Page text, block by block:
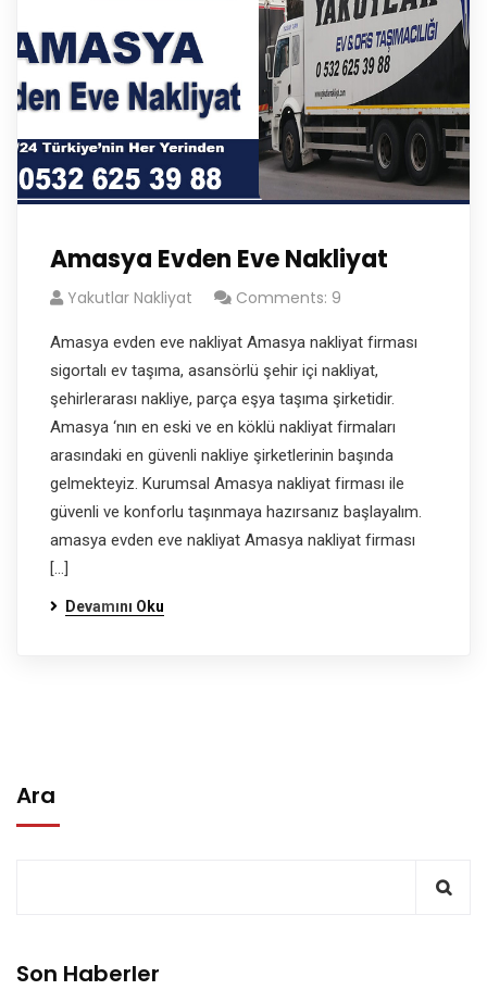
Amasya Evden Eve Nakliyat
Yakutlar Nakliyat Comments: 9
Amasya evden eve nakliyat Amasya nakliyat firması
sigortalı ev taşıma, asansörlü şehir içi nakliyat,
şehirlerarası nakliye, parça eşya taşıma şirketidir.
Amasya ‘nın en eski ve en köklü nakliyat firmaları
arasındaki en güvenli nakliye şirketlerinin başında
gelmekteyiz. Kurumsal Amasya nakliyat firması ile
güvenli ve konforlu taşınmaya hazırsanız başlayalım.
amasya evden eve nakliyat Amasya nakliyat firması
[…]
Devamını Oku
Ara
Son Haberler